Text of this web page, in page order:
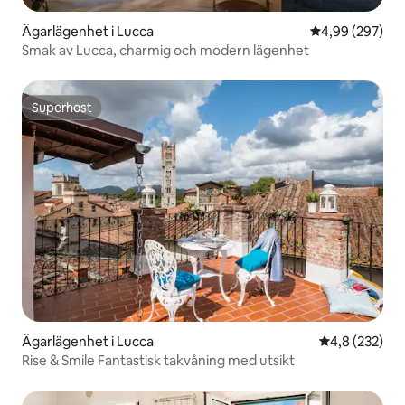
Ägarlägenhet i Lucca 4,99 av 5 i
4,99 (297)
Smak av Lucca, charmig och modern lägenhet
Superhost
Superhost
Ägarlägenhet i Lucca 4,8 av 5 i
4,8 (232)
Rise & Smile Fantastisk takvåning med utsikt